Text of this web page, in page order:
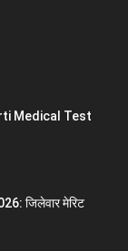
Medical Test
जिलेवार मेरिट